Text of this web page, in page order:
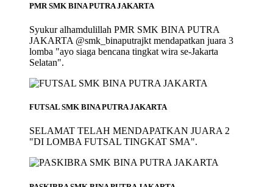
PMR SMK BINA PUTRA JAKARTA
Syukur alhamdulillah PMR SMK BINA PUTRA
JAKARTA @smk_binaputrajkt mendapatkan juara 3
lomba "ayo siaga bencana tingkat wira se-Jakarta
Selatan".
FUTSAL SMK BINA PUTRA JAKARTA
SELAMAT TELAH MENDAPATKAN JUARA 2
"DI LOMBA FUTSAL TINGKAT SMA".